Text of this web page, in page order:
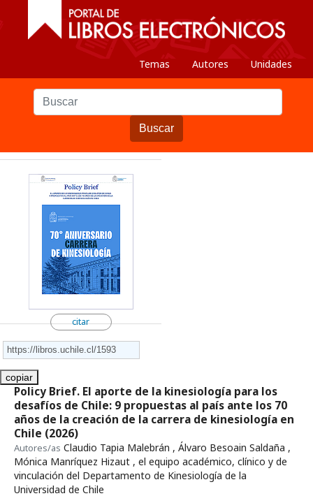
Temas Autores Unidades
Buscar
citar
copiar
Policy Brief. El aporte de la kinesiología para los
desafíos de Chile: 9 propuestas al país ante los 70
años de la creación de la carrera de kinesiología en
Chile (2026)
Autores/as Claudio Tapia Malebrán , Álvaro Besoain Saldaña ,
Mónica Manríquez Hizaut , el equipo académico, clínico y de
vinculación del Departamento de Kinesiología de la
Universidad de Chile